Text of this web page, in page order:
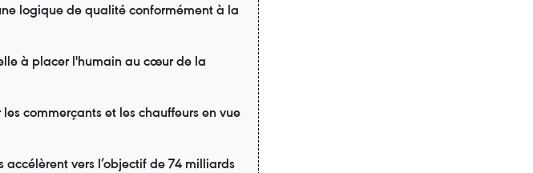
logique de qualité conformément à la
à placer l'humain au cœur de la
commerçants et les chauffeurs en vue
vers l’objectif de 74 milliards